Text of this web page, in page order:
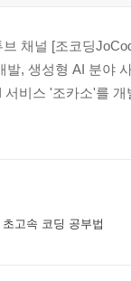
기
성하기
로 바꾸기
기
처리
트 만들기
채널 [조코딩
발, 생성형 AI 분야
서비스 '조카소'를
고속 코딩 공부법